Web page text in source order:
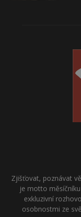
Zjišťovat, poznávat
je motto
exkluzivní
osobnostmi ze